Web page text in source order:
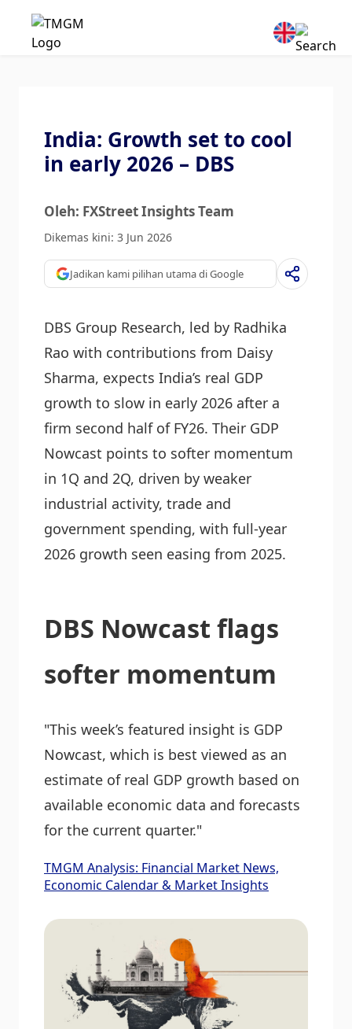
India: Growth set to cool
in early 2026 – DBS
Oleh: FXStreet Insights Team
Dikemas kini: 3 Jun 2026
Jadikan kami pilihan utama di Google
DBS Group Research, led by Radhika
Rao with contributions from Daisy
Sharma, expects India’s real GDP
growth to slow in early 2026 after a
firm second half of FY26. Their GDP
Nowcast points to softer momentum
in 1Q and 2Q, driven by weaker
industrial activity, trade and
government spending, with full-year
2026 growth seen easing from 2025.
DBS Nowcast flags
softer momentum
"This week’s featured insight is GDP
Nowcast, which is best viewed as an
estimate of real GDP growth based on
available economic data and forecasts
for the current quarter."
TMGM Analysis: Financial Market News,
Economic Calendar & Market Insights